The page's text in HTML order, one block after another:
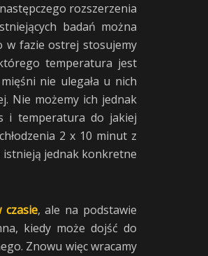
rozszerzenia
badań można
w fazie ostrej stosujemy
temperatura jest
nie ulegała u nich
Nie możemy ich jednak
i temperatura do jakiej
2 x 10 minut z
istnieją jednak konkretne
czasie, ale na podstawie
kiedy może dojść do
Znowu więc wracamy